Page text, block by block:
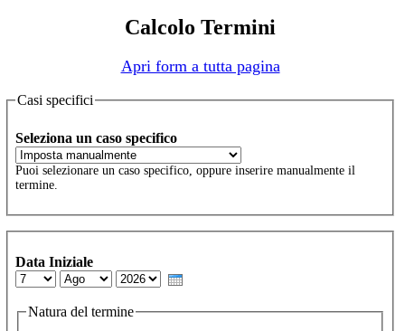
Calcolo Termini
Apri form a tutta pagina
Casi specifici
Seleziona un caso specifico
Puoi selezionare un caso specifico, oppure inserire manualmente il
termine.
Data Iniziale
Day
Month Year
Natura del termine